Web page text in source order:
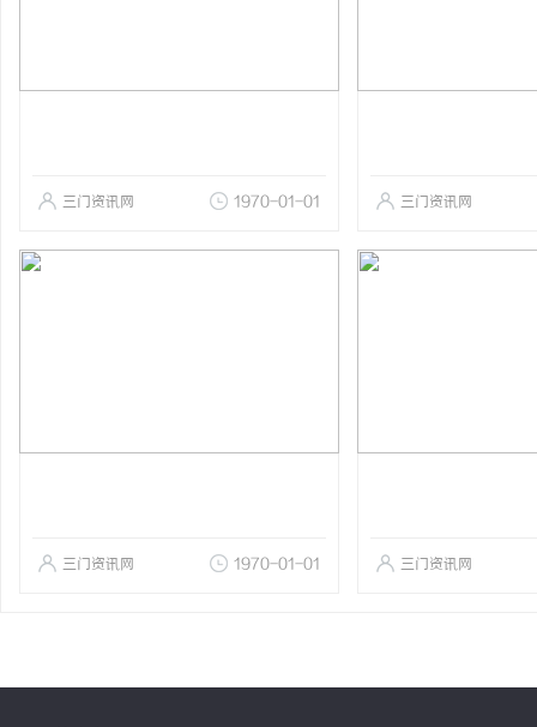
三门资讯网 1970-01-01 三门资讯网
三门资讯网 1970-01-01 三门资讯网